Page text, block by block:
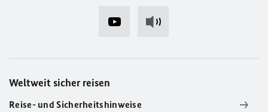
Weltweit sicher reisen
Reise- und Sicherheitshinweise